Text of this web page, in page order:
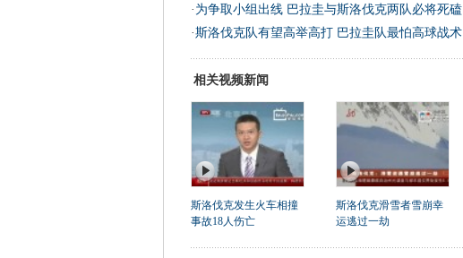
· 为争取小组出线 巴拉圭与斯洛伐克两队必将死磕
·斯洛伐克队有望高举高打 巴拉圭队最怕高球战术
相关视频新闻
斯洛伐克发生火车相撞
事故18人伤亡
斯洛伐克滑雪者雪崩幸
运逃过一劫